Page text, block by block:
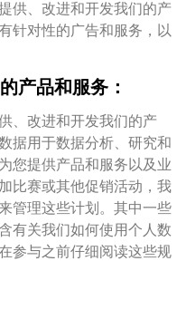
供、改进和开发我们的产
针对性的广告和服务，以
产品和服务：
、改进和开发我们的产
据用于数据分析、研究和
您提供产品和服务以及业
比赛或其他促销活动，我
管理这些计划。其中一些
有关我们如何使用个人数
参与之前仔细阅读这些规